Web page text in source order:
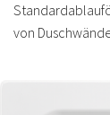
von